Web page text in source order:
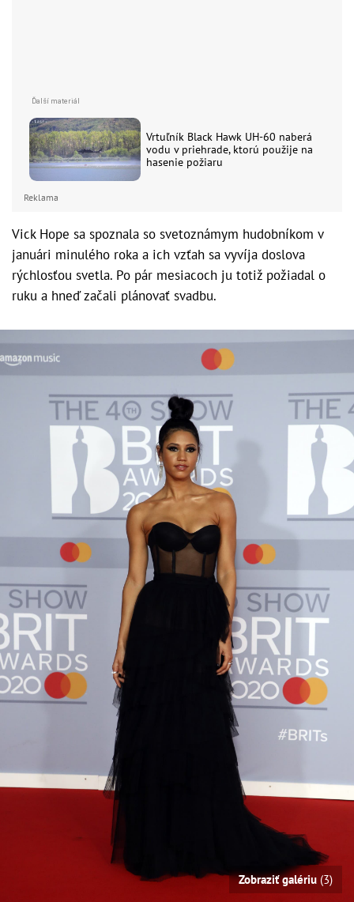
Vrtuľník Black Hawk UH-60 naberá
vodu v priehrade, ktorú použije na
hasenie požiaru
Reklama
Vick Hope sa spoznala so svetoznámym hudobníkom v
januári minulého roka a ich vzťah sa vyvíja doslova
rýchlosťou svetla. Po pár mesiacoch ju totiž požiadal o
ruku a hneď začali plánovať svadbu.
Zobraziť galériu (3)